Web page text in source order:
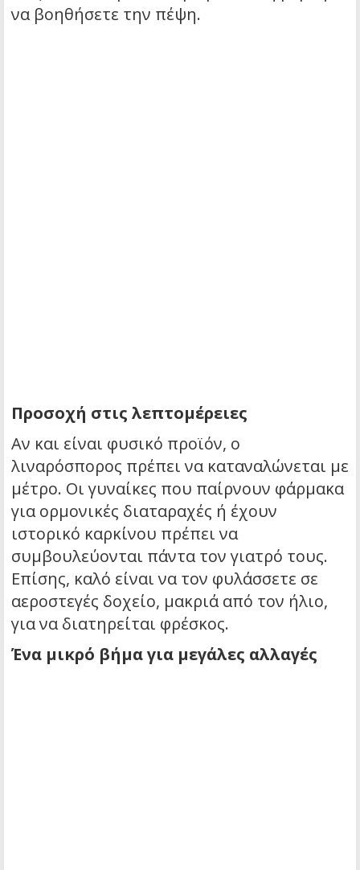
να βοηθήσετε την πέψη.
Προσοχή στις λεπτομέρειες
Αν και είναι φυσικό προϊόν, ο
λιναρόσπορος πρέπει να καταναλώνεται με
μέτρο. Οι γυναίκες που παίρνουν φάρμακα
για ορμονικές διαταραχές ή έχουν
ιστορικό καρκίνου πρέπει να
συμβουλεύονται πάντα τον γιατρό τους.
Επίσης, καλό είναι να τον φυλάσσετε σε
αεροστεγές δοχείο, μακριά από τον ήλιο,
για να διατηρείται φρέσκος.
Ένα μικρό βήμα για μεγάλες αλλαγές